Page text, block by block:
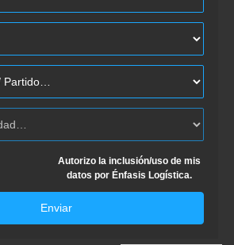
Autorizo la inclusión/uso de mis
datos por Énfasis Logística.
Enviar